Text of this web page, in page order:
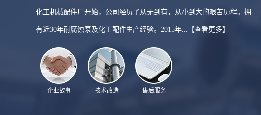
化工机械配件厂开始，公司经历了从无到有，从小到大的艰苦历程。拥
有近30年耐腐蚀泵及化工配件生产经验。2015年... 【查看更多】
企业故事 技术改造 售后服务